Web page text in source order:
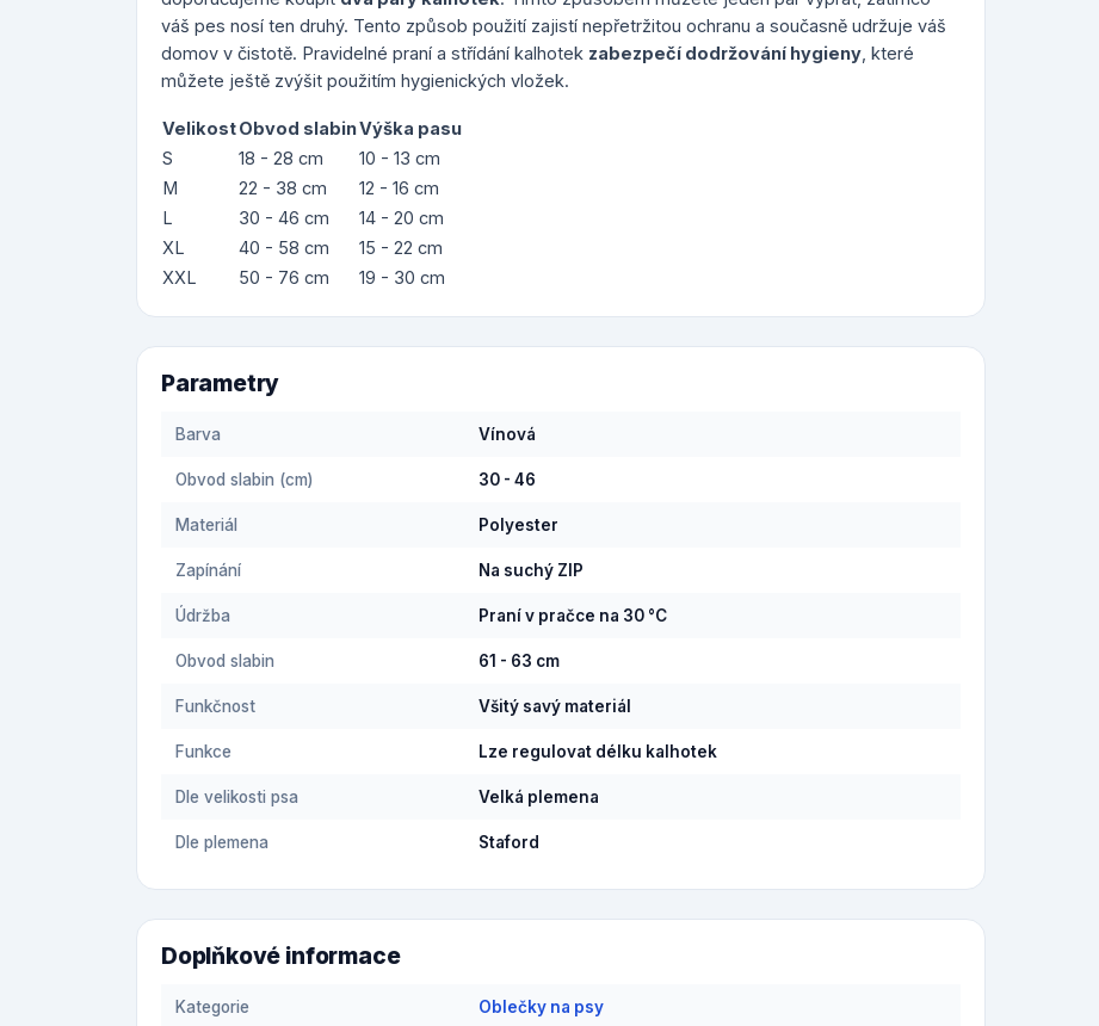
váš pes nosí ten druhý. Tento způsob použití zajistí nepřetržitou ochranu a současně udržuje váš
domov v čistotě. Pravidelné praní a střídání kalhotek zabezpečí dodržování hygieny , které
můžete ještě zvýšit použitím hygienických vložek.
VelikostObvod slabinVýška pasu
S
18 - 28 cm
10 - 13 cm
M
22 - 38 cm
12 - 16 cm
L
30 - 46 cm
14 - 20 cm
XL
40 - 58 cm
15 - 22 cm
XXL
50 - 76 cm 19 - 30 cm
Parametry
Barva Vínová
Obvod slabin (cm) 30 - 46
Materiál Polyester
Zapínání Na suchý ZIP
Údržba Praní v pračce na 30 °C
Obvod slabin 61 - 63 cm
Funkčnost Všitý savý materiál
Funkce Lze regulovat délku kalhotek
Dle velikosti psa Velká plemena
Dle plemena Staford
Doplňkové informace
Kategorie Oblečky na psy